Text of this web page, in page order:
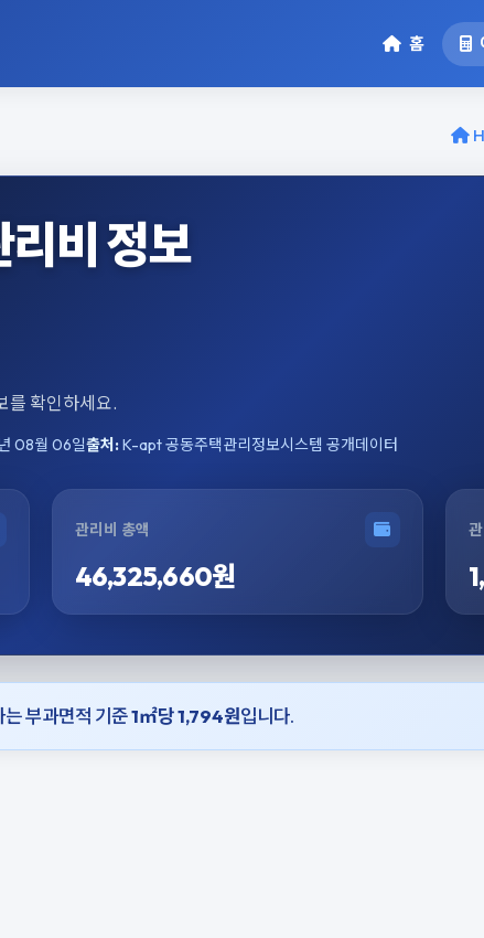
홈
비 정보
를 확인하세요.
08월 06일출처:K-apt 공동주택관리정보시스템 공개데이터
관리비 총액
46,325,660원
부과면적 기준1㎡당 1,794원입니다.